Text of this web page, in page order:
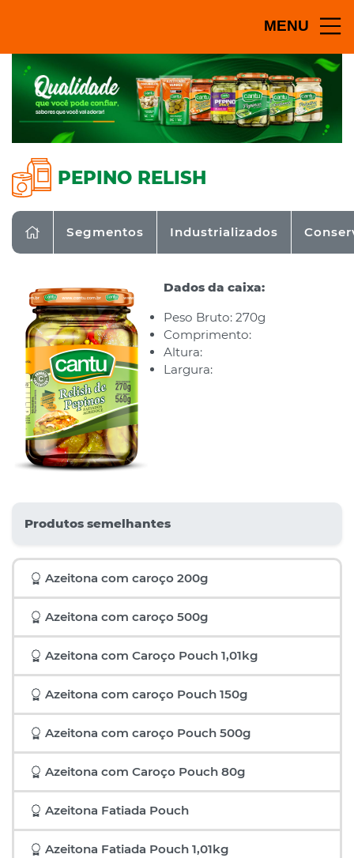
MENU
PEPINO RELISH
Segmentos Industrializados
Dados da caixa:
Peso Bruto: 270g
Comprimento:
Altura:
Largura:
Produtos semelhantes
Azeitona com caroço 200g
Azeitona com caroço 500g
Azeitona com Caroço Pouch 1,01kg
Azeitona com caroço Pouch 150g
Azeitona com caroço Pouch 500g
Azeitona com Caroço Pouch 80g
Azeitona Fatiada Pouch
Azeitona Fatiada Pouch 1,01kg